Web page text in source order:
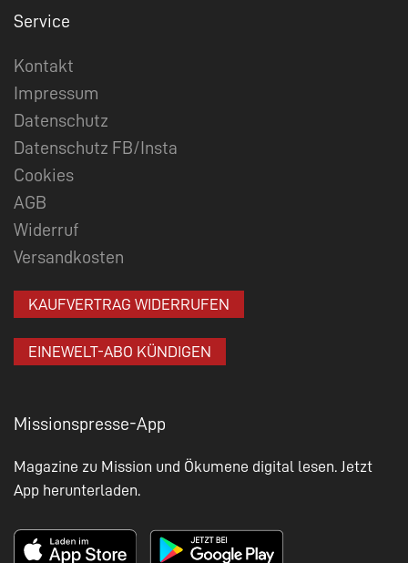
Service
Kontakt
Impressum
Datenschutz
Datenschutz FB/Insta
Cookies
AGB
Widerruf
Versandkosten
KAUFVERTRAG WIDERRUFEN
EINEWELT-ABO KÜNDIGEN
Missionspresse-App
Magazine zu Mission und Ökumene digital lesen. Jetzt
App herunterladen.